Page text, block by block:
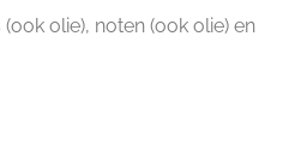
(ook olie), noten (ook olie) en